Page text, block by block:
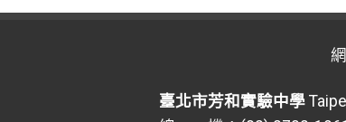
臺北市芳和實驗中學